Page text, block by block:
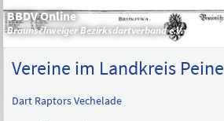
BBDV Online
Braunschweiger Bezirksdartverband e.V.
Vereine im Landkreis Peine
Dart Raptors Vechelade